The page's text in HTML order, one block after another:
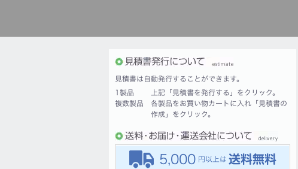
見積書は自動発行することができます。
1製品
上記「見積書を発行する」をクリック。
複数製品
各製品をお買い物カートに入れ「見積書の
作成」をクリック。
5,000